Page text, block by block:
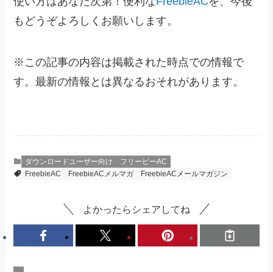
もどうぞよろしくお願いします。
※ この記事の内容は掲載された時点での情報で
す。最新の情報とは異なるおそれがあります。
ダウンロードユーザー向け
フリービーAC
FreebieAC
FreebieACメルマガ FreebieACメールマガジン
よかったらシェアしてね